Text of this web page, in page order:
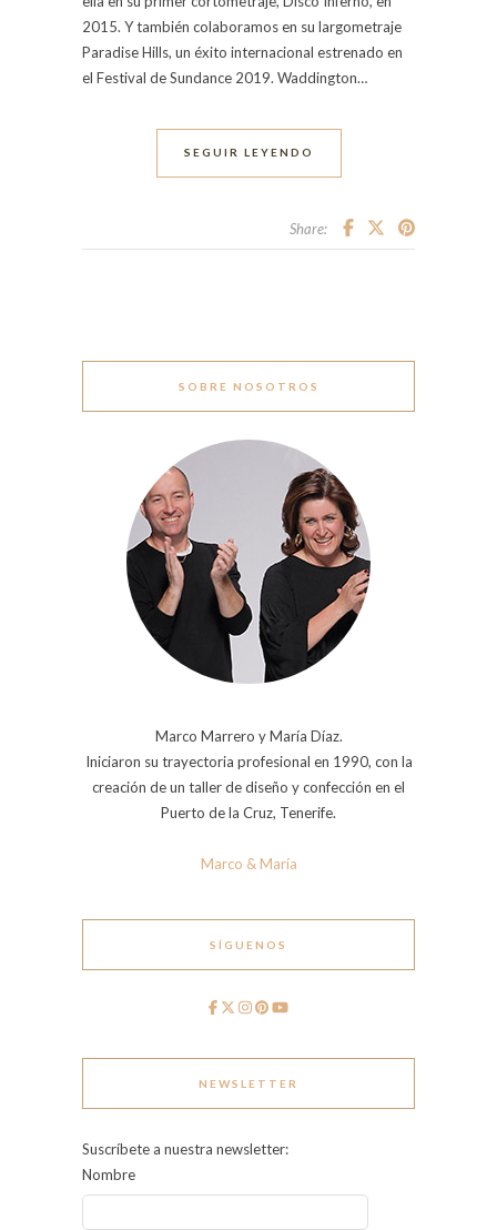
2015. Y también colaboramos en su largometraje
Paradise Hills, un éxito internacional estrenado en
el Festival de Sundance 2019. Waddington…
SEGUIR LEYENDO
Share:
SOBRE NOSOTROS
Marco Marrero y María Díaz.
Iniciaron su trayectoria profesional en 1990, con la
creación de un taller de diseño y confección en el
Puerto de la Cruz, Tenerife.
Marco & María
SÍGUENOS
NEWSLETTER
Suscríbete a nuestra newsletter:
Nombre